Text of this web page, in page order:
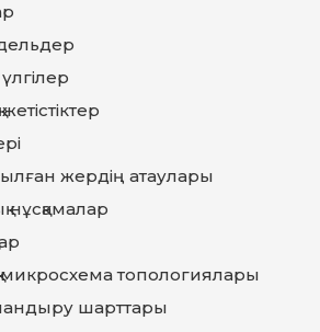
жердiң атаулары
нұсқамалар
микросхема топологиялары
шарттары